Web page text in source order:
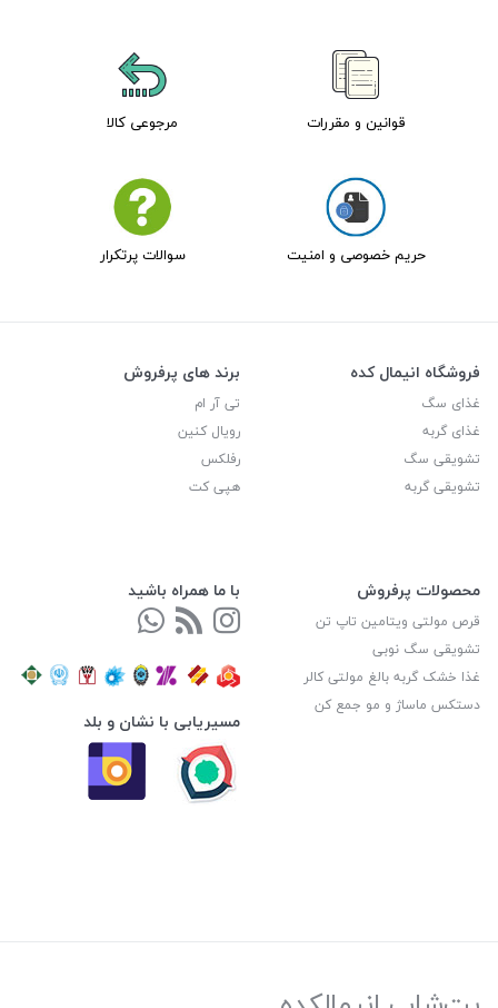
قوانین و مقررات مرجوعی کالا
حریم خصوصی و امنیت سوالات پرتکرار
فروشگاه انیمال کده
غذای سگ
غذای گربه
تشویقی سگ
تشویقی گربه
برند های پرفروش
تی آر ام
رویال کنین
رفلکس
هپی کت
محصولات پرفروش
قرص مولتی ویتامین تاپ تن
تشویقی سگ نوبی
غذا خشک گربه بالغ مولتی کالر
دستکس ماساژ و مو جمع کن
با ما همراه باشید
مسیریابی با نشان و بلد